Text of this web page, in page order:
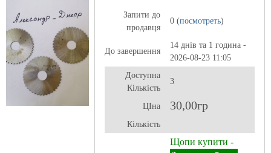
Запити до
продавця
0 (посмотреть)
До завершення
14 днів та 1 година -
2026-08-23 11:05
Доступна
Кількість
3
ЦІна 30,00гр
Кількість
Щопи купити -